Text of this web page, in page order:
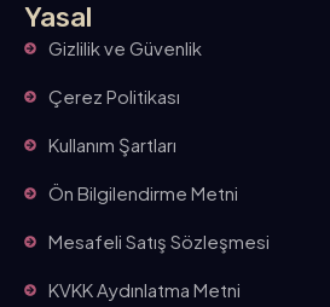
Yasal
Gizlilik ve Güvenlik
Çerez Politikası
Kullanım Şartları
Ön Bilgilendirme Metni
Mesafeli Satış Sözleşmesi
KVKK Aydınlatma Metni